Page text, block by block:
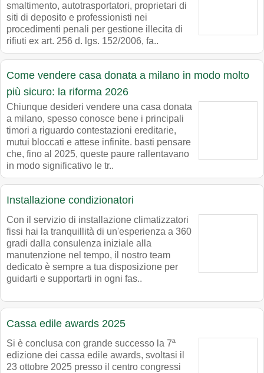
smaltimento, autotrasportatori, proprietari di
siti di deposito e professionisti nei
procedimenti penali per gestione illecita di
rifiuti ex art. 256 d. lgs. 152/2006, fa..
Come vendere casa donata a milano in modo molto
più sicuro: la riforma 2026
Chiunque desideri vendere una casa donata
a milano, spesso conosce bene i principali
timori a riguardo contestazioni ereditarie,
mutui bloccati e attese infinite. basti pensare
che, fino al 2025, queste paure rallentavano
in modo significativo le tr..
Installazione condizionatori
Con il servizio di installazione climatizzatori
fissi hai la tranquillità di un'esperienza a 360
gradi dalla consulenza iniziale alla
manutenzione nel tempo, il nostro team
dedicato è sempre a tua disposizione per
guidarti e supportarti in ogni fas..
Cassa edile awards 2025
Si è conclusa con grande successo la 7ª
edizione dei cassa edile awards, svoltasi il
23 ottobre 2025 presso il centro congressi